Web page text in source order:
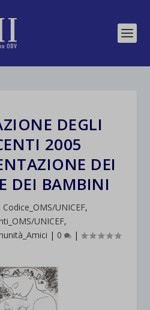
DEGLI
2005
DEI
DEI BAMBINI
Codice_OMS/UNICEF,
UNICEF,
| 0 |